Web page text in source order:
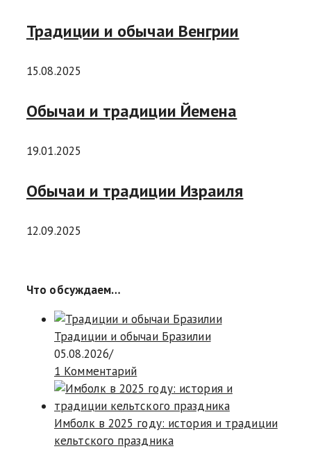
Традиции и обычаи Венгрии
15.08.2025
Обычаи и традиции Йемена
19.01.2025
Обычаи и традиции Израиля
12.09.2025
Что обсуждаем…
Традиции и обычаи Бразилии
05.08.2026/
1 Комментарий
Имболк в 2025 году: история и традиции
кельтского праздника